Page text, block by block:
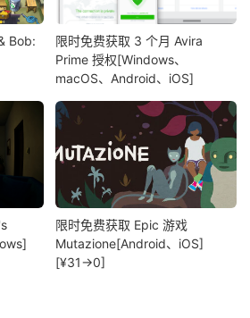
Bob:
限时免费获取 3 个月 Avira
Prime 授权[Windows、
macOS、Android、iOS]
限时免费获取 Epic 游戏
Mutazione[Android、iOS]
[¥31→0]